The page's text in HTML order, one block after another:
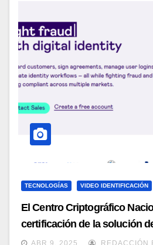
TECNOLOGÍAS VIDEO IDENTIFICACIÓN
El Centro Criptográfico
certificación de la solución
Identificación de Signicat
ABR 9, 2025 REDACCIÓN